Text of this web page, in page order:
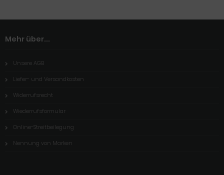
Mehr über...
Unsere AGB
Liefer- und Versandkosten
Widerrufsrecht
Wiederrufsformular
Online-Streitbeilegung
Nennung von Marken